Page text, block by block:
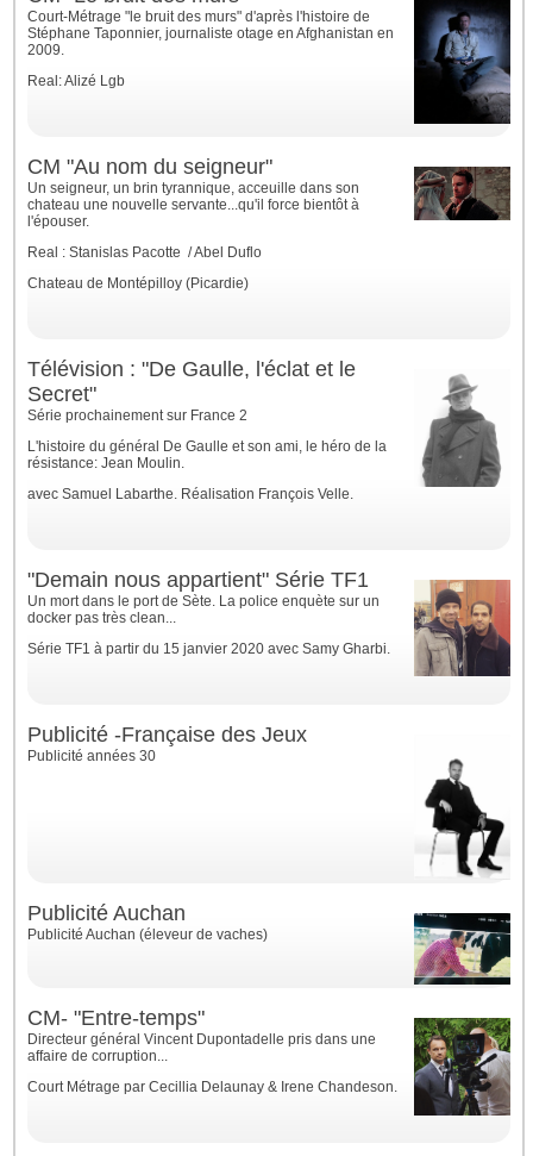
Court-Métrage "le bruit des murs" d'après l'histoire de
Stéphane Taponnier, journaliste otage en Afghanistan en
2009.
Real: Alizé Lgb
CM "Au nom du seigneur"
Un seigneur, un brin tyrannique, acceuille dans son
chateau une nouvelle servante...qu'il force bientôt à
l'épouser.
Real : Stanislas Pacotte / Abel Duflo
Chateau de Montépilloy (Picardie)
Télévision : "De Gaulle, l'éclat et le
Secret"
Série prochainement sur France 2
L'histoire du général De Gaulle et son ami, le héro de la
résistance: Jean Moulin.
avec Samuel Labarthe. Réalisation François Velle.
"Demain nous appartient" Série TF1
Un mort dans le port de Sète. La police enquète sur un
docker pas très clean...
Série TF1 à partir du 15 janvier 2020 avec Samy Gharbi.
Publicité -Française des Jeux
Publicité années 30
Publicité Auchan
Publicité Auchan (éleveur de vaches)
CM- "Entre-temps"
Directeur général Vincent Dupontadelle pris dans une
affaire de corruption...
Court Métrage parCecillia Delaunay & Irene Chandeson.